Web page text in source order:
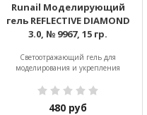
Runail Моделирующий
гель REFLECTIVE DIAMOND
3.0, № 9967, 15 гр.
Светоотражающий гель для
моделирования и укрепления
480 руб